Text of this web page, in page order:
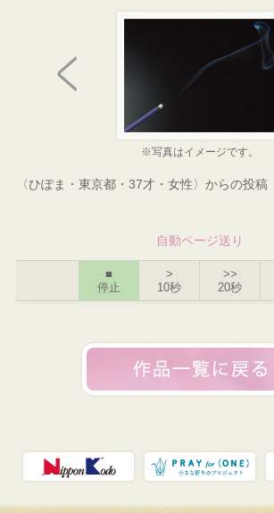
※写真はイメージです。
〈ひぽま・東京都・37才・女性〉からの投稿
自動ページ送り
■
停止
>
10秒
>>
20秒